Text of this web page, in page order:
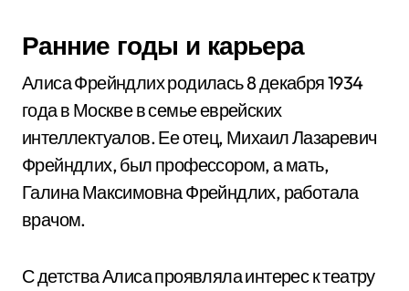
Ранние годы и карьера
Алиса Фрейндлих родилась 8 декабря 1934
года в Москве в семье еврейских
интеллектуалов. Ее отец, Михаил Лазаревич
Фрейндлих, был профессором, а мать,
Галина Максимовна Фрейндлих, работала
врачом.
С детства Алиса проявляла интерес к театру